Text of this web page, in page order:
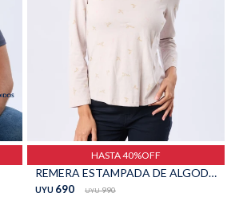
HASTA 40%OFF
REMERA ESTAMPADA DE ALGODÓN - Beige
UYU 690 UYU 990